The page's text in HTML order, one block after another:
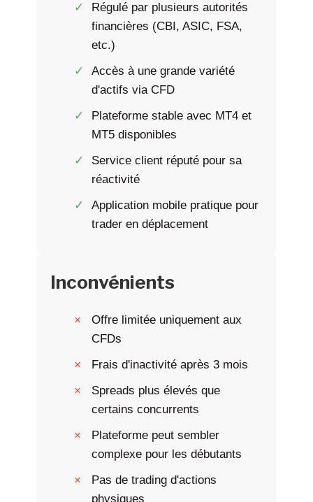
Régulé par plusieurs autorités
financières (CBI, ASIC, FSA,
etc.)
Accès à une grande variété
d'actifs via CFD
Plateforme stable avec MT4 et
MT5 disponibles
Service client réputé pour sa
réactivité
Application mobile pratique pour
trader en déplacement
Inconvénients
Offre limitée uniquement aux
CFDs
Frais d'inactivité après 3 mois
Spreads plus élevés que
certains concurrents
Plateforme peut sembler
complexe pour les débutants
Pas de trading d'actions
physiques